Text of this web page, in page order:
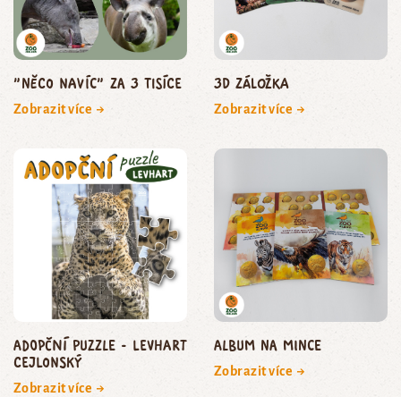
"Něco navíc" za 3 tisíce
Zobrazit více →
3D záložka
Zobrazit více →
Adopční puzzle - levhart
cejlonský
Zobrazit více →
Album na mince
Zobrazit více →